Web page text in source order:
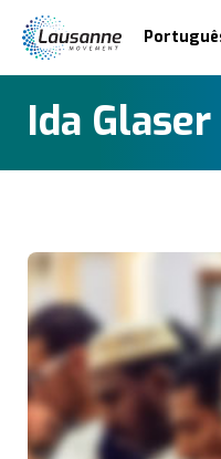
Ida Glaser